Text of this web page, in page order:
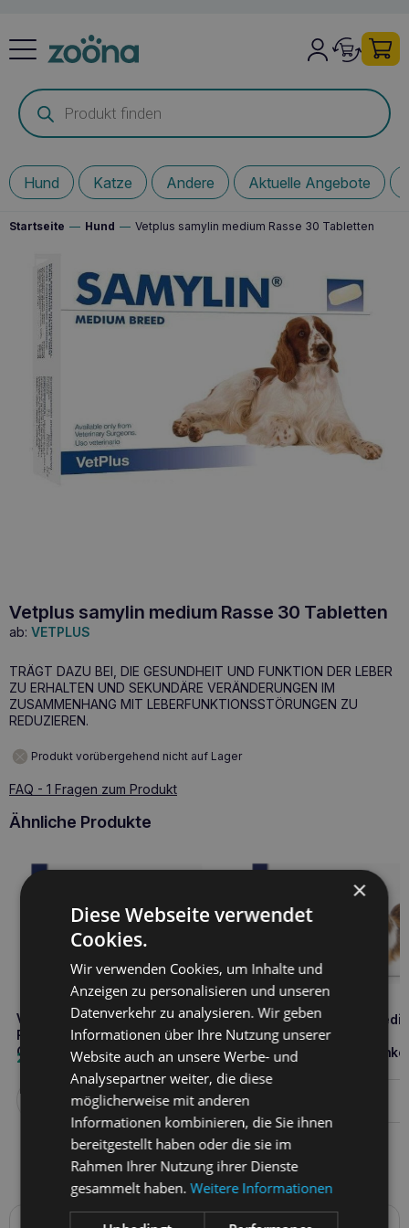
Products
search
Hund Katze Andere Aktuelle Angebote
Startseite — Hund — Vetplus samylin medium Rasse 30 Tabletten
Vetplus samylin medium Rasse 30 Tabletten
ab: VETPLUS
TRÄGT DAZU BEI, DIE GESUNDHEIT UND FUNKTION DER LEBER
ZU ERHALTEN UND SEKUNDÄRE VERÄNDERUNGEN IM
ZUSAMMENHANG MIT LEBERFUNKTIONSSTÖRUNGEN ZU
REDUZIEREN.
Produkt vorübergehend nicht auf Lager
FAQ - 1 Fragen zum Produkt
Ähnliche Produkte
VETPLUS SYNOQUIN kleine
Rassen 30 Tabletten
Gelenkunterstützung
21,50
Weiterlesen
VETPLUS SYNOQUIN
breed 30 Tabletten zur
Unterstützung der Gelenke
22,90€
×
Diese Webseite verwendet
Cookies.
Wir verwenden Cookies, um Inhalte und
Anzeigen zu personalisieren und unseren
Datenverkehr zu analysieren. Wir geben
Informationen über Ihre Nutzung unserer
Website auch an unsere Werbe- und
Analysepartner weiter, die diese
möglicherweise mit anderen
Informationen kombinieren, die Sie ihnen
bereitgestellt haben oder die sie im
Rahmen Ihrer Nutzung ihrer Dienste
gesammelt haben.Weitere Informationen